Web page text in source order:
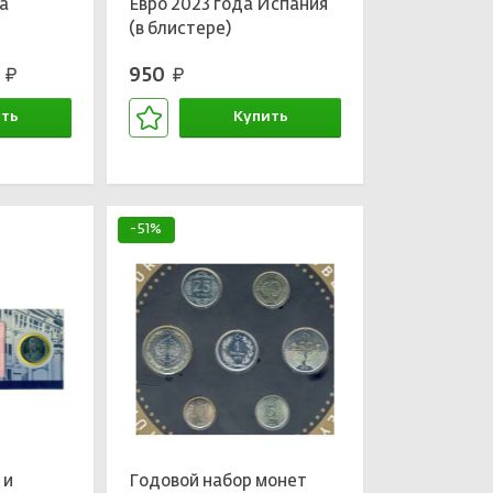
(в
руб.
Евро 2023 года Испания
(в блистере)
950 руб.
Купить
и
-51%
Годовой набор монет